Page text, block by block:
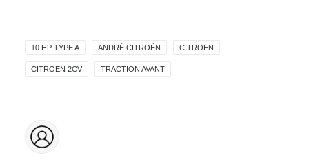
10 HP TYPE A ANDRÉ CITROËN CITROEN
CITROËN 2CV TRACTION AVANT